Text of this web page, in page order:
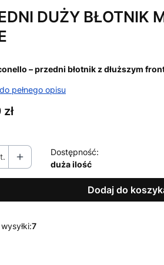
DUŻY BŁOTNIK
– przedni błotnik z dłuższym
pełnego opisu
Dostępność:
duża ilość
Dodaj do
7